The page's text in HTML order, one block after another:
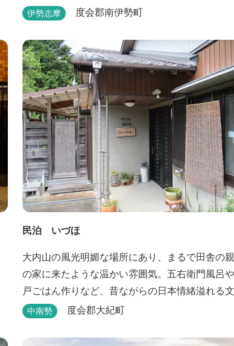
ます。 大切な友人や家族と、最高のひとときを。 1
イベートでご利用いただけます。
伊勢志摩 度会郡南伊勢町
民泊 いづほ
大内山の風光明媚な場所にあり、まるで田舎の
の家に来たような温かい雰囲気。五右衛門風呂
戸ごはん作りなど、昔ながらの日本情緒溢れる
を体験できます。
中南勢 度会郡大紀町